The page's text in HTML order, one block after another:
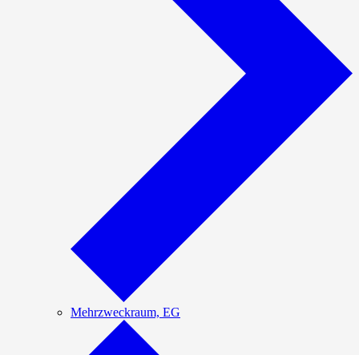
Mehrzweckraum, EG